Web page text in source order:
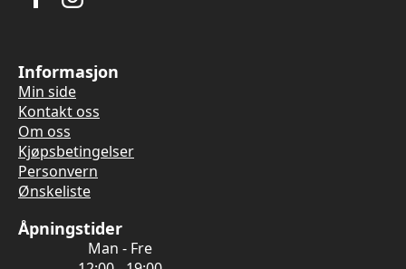
Informasjon
Min side
Kontakt oss
Om oss
Kjøpsbetingelser
Personvern
Ønskeliste
Åpningstider
Man - Fre